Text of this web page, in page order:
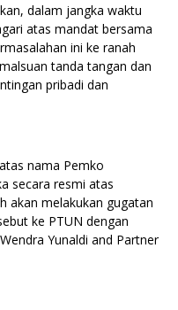
dalam jangka waktu
atas mandat bersama
ini ke ranah
tanda tangan dan
pribadi dan
nama Pemko
secara resmi atas
akan melakukan gugatan
ke PTUN dengan
Yunaldi and Partner